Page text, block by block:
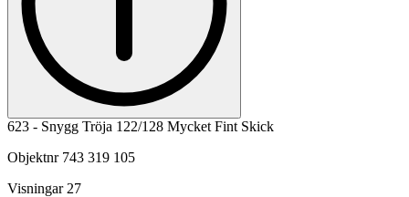
623 - Snygg Tröja 122/128 Mycket Fint Skick
Objektnr 743 319 105
Visningar 27